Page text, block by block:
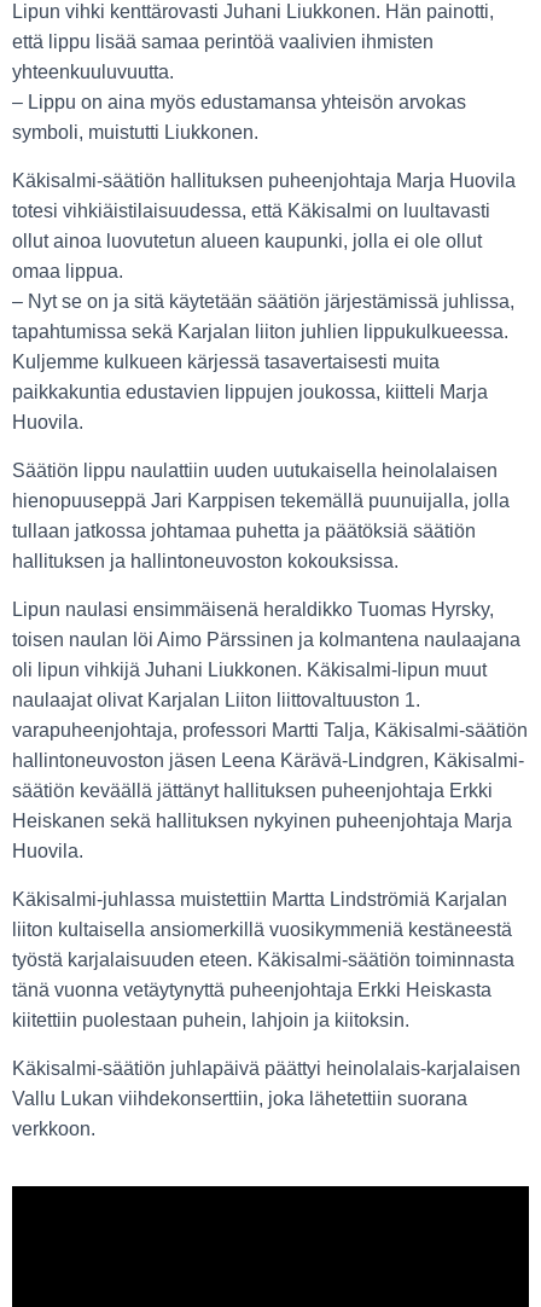
Lipun vihki kenttärovasti Juhani Liukkonen. Hän painotti,
että lippu lisää samaa perintöä vaalivien ihmisten
yhteenkuuluvuutta.
– Lippu on aina myös edustamansa yhteisön arvokas
symboli, muistutti Liukkonen.
Käkisalmi-säätiön hallituksen puheenjohtaja Marja Huovila
totesi vihkiäistilaisuudessa, että Käkisalmi on luultavasti
ollut ainoa luovutetun alueen kaupunki, jolla ei ole ollut
omaa lippua.
– Nyt se on ja sitä käytetään säätiön järjestämissä juhlissa,
tapahtumissa sekä Karjalan liiton juhlien lippukulkueessa.
Kuljemme kulkueen kärjessä tasavertaisesti muita
paikkakuntia edustavien lippujen joukossa, kiitteli Marja
Huovila.
Säätiön lippu naulattiin uuden uutukaisella heinolalaisen
hienopuuseppä Jari Karppisen tekemällä puunuijalla, jolla
tullaan jatkossa johtamaa puhetta ja päätöksiä säätiön
hallituksen ja hallintoneuvoston kokouksissa.
Lipun naulasi ensimmäisenä heraldikko Tuomas Hyrsky,
toisen naulan löi Aimo Pärssinen ja kolmantena naulaajana
oli lipun vihkijä Juhani Liukkonen. Käkisalmi-lipun muut
naulaajat olivat Karjalan Liiton liittovaltuuston 1.
varapuheenjohtaja, professori Martti Talja, Käkisalmi-säätiön
hallintoneuvoston jäsen Leena Kärävä-Lindgren, Käkisalmi-
säätiön keväällä jättänyt hallituksen puheenjohtaja Erkki
Heiskanen sekä hallituksen nykyinen puheenjohtaja Marja
Huovila.
Käkisalmi-juhlassa muistettiin Martta Lindströmiä Karjalan
liiton kultaisella ansiomerkillä vuosikymmeniä kestäneestä
työstä karjalaisuuden eteen. Käkisalmi-säätiön toiminnasta
tänä vuonna vetäytynyttä puheenjohtaja Erkki Heiskasta
kiitettiin puolestaan puhein, lahjoin ja kiitoksin.
Käkisalmi-säätiön juhlapäivä päättyi heinolalais-karjalaisen
Vallu Lukan viihdekonserttiin, joka lähetettiin suorana
verkkoon.